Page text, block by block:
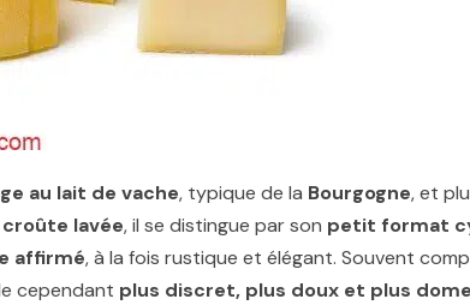
au lait de vache, typique de la Bourgogne, et
croûte lavée, il se distingue par son petit format
affirmé, à la fois rustique et élégant. Souvent
cependant plus discret, plus doux et plus